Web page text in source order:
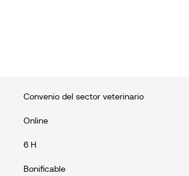
Convenio del sector veterinario
Online
6 H
Bonificable